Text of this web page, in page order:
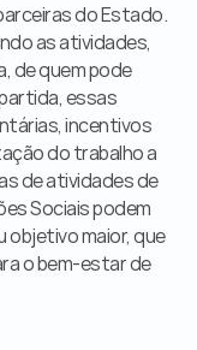
do Estado.
as atividades,
de quem pode
essas
incentivos
do trabalho a
de atividades de
Sociais podem
objetivo maior, que
o bem-estar de